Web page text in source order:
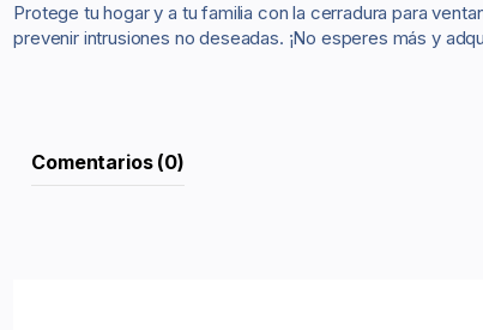
Protege tu hogar y a tu familia con la cerradura para
prevenir intrusiones no deseadas. ¡No esperes más y
Comentarios (0)